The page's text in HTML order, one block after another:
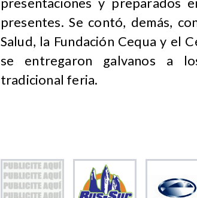
presentes. Se contó, demás,
Salud, la Fundación Cequa y el
se entregaron galvanos a
tradicional feria.